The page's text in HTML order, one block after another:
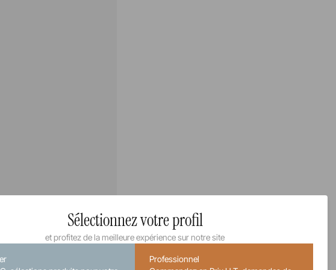
Sélectionnez votre profil
et profitez de la meilleure expérience sur notre site
Professionnel